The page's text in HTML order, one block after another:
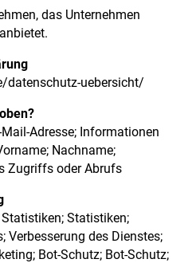
das Unternehmen
uebersicht/
Mail-Adresse; Informationen
Nachname;
Zugriffs oder Abrufs
Statistiken;
Verbesserung des Dienstes;
Bot-Schutz; Bot-Schutz;